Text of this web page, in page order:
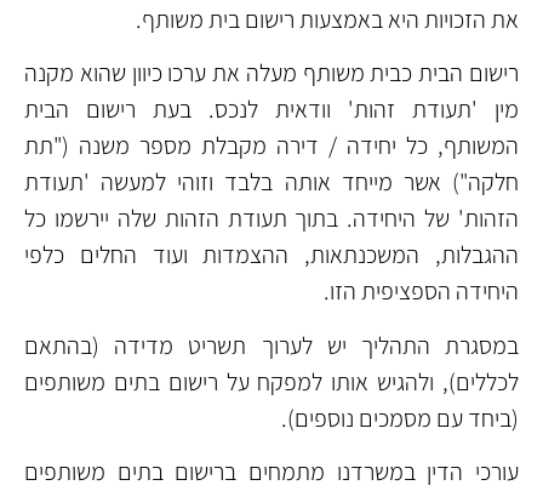
את הזכויות היא באמצעות רישום בית משותף.
רישום הבית כבית משותף מעלה את ערכו כיוון שהוא מקנה
מין 'תעודת זהות' וודאית לנכס. בעת רישום הבית
המשותף, כל יחידה / דירה מקבלת מספר משנה ("תת
חלקה") אשר מייחד אותה בלבד וזוהי למעשה 'תעודת
הזהות' של היחידה. בתוך תעודת הזהות שלה יירשמו כל
ההגבלות, המשכנתאות, ההצמדות ועוד החלים כלפי
היחידה הספציפית הזו.
במסגרת התהליך יש לערוך תשריט מדידה (בהתאם
לכללים), ולהגיש אותו למפקח על רישום בתים משותפים
(ביחד עם מסמכים נוספים).
עורכי הדין במשרדנו מתמחים ברישום בתים משותפים